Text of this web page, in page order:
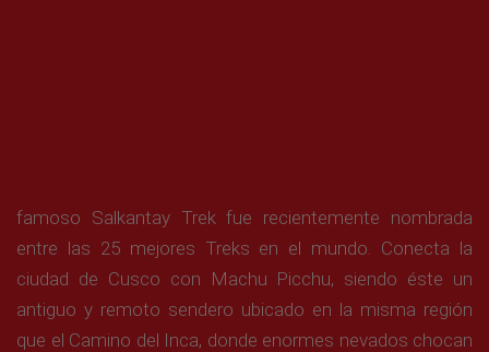
famoso Salkantay Trek fue recientemente nombrada
entre las 25 mejores Treks en el mundo. Conecta la
ciudad de Cusco con Machu Picchu, siendo éste un
antiguo y remoto sendero ubicado en la misma región
que el Camino del Inca, donde enormes nevados chocan